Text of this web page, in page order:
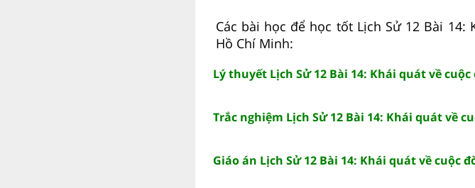
Các bài học để học tốt Lịch Sử 12 Bài
Hồ Chí Minh:
Lý thuyết Lịch Sử 12 Bài 14: Khái quát về
Trắc nghiệm Lịch Sử 12 Bài 14: Khái quát về
Giáo án Lịch Sử 12 Bài 14: Khái quát về cuộc